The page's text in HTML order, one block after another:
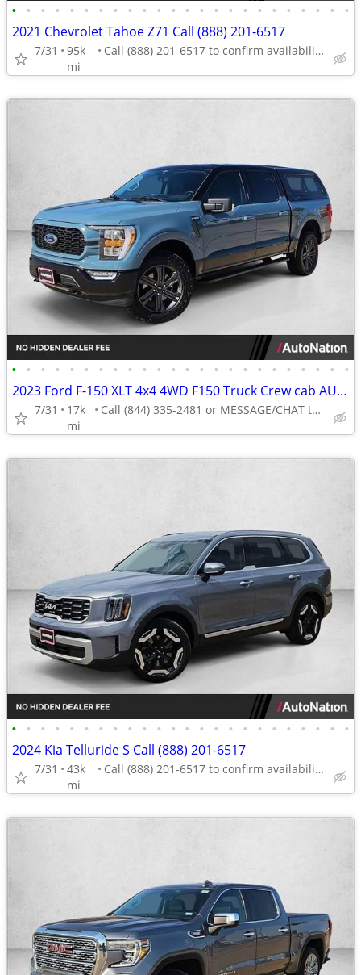
• • • • • • • • • • • • • • • • • • • • • • • •
2021 Chevrolet Tahoe Z71 Call (888) 201-6517
7/31
95k
mi
Call (888) 201-6517 to confirm availability - May 14th
• • • • • • • • • • • • • • • • • • • • • • • •
2023 Ford F-150 XLT 4x4 4WD F150 Truck Crew cab AUTONATION
7/31
17k
mi
Call (844) 335-2481 or MESSAGE/CHAT to confirm availability
• • • • • • • • • • • • • • • • • • • • • • • •
2024 Kia Telluride S Call (888) 201-6517
7/31
43k
mi
Call (888) 201-6517 to confirm availability - May 14th